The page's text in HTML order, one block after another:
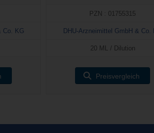
Co. KG
PZN : 01755315
DHU-Arzneimittel GmbH & Co.
20 ML / Dilution
Preisvergleich